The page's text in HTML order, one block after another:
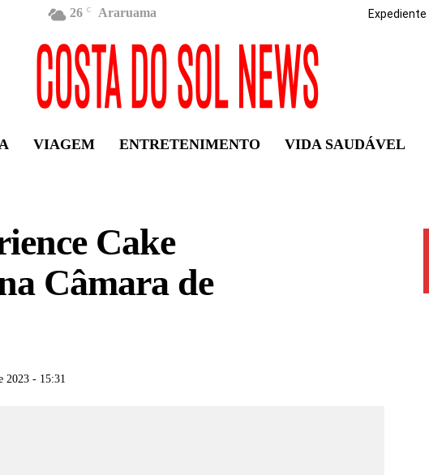
26 C Araruama Expediente
VIAGEM ENTRETENIMENTO VIDA SAUDÁVEL
Cake
Câmara de
2023 - 15:31